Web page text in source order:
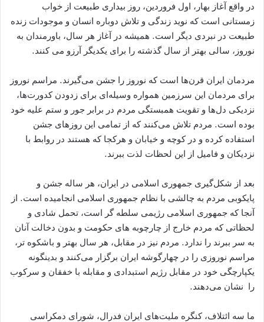
در واقع آغاز بهار، اول فروردین، روز بیداری طبیعت از خواب
زمستانی است که نوید زندگی و تلاش دوباره انسان و موجودات زنده
طبیعت در نبردی دیگر است. همیشه در آغاز هر سال، باورمندان به
نوروز، سالی بهتر از سال گذشته را برای یکدیگر آرزو می کنند.
مردمان ایران قرن‌ها است که نوروز را جشن می‌گیرند. مراسم نوروز
برای مردمان این سرزمین همواره وسیله‌ای برای زدودن کدورت‌ها،
نزدیکی دل‌ها و تقویت همبستگی مردم در برابر جور و ستم علیه خود
بوده است. مردم تلاش می‌کنند که از تمامی این روزهای جشن
استفاده کرده و در کوچه و خیابان و هرکجا که هستند در روابط با
نزدیکان و فامیل از این لحظات لذت ببرند.
بعد از شکل‌گیری جمهوری اسلامی در ایران، هر ساله جشن و
پایکوبی مردم به چالشی با نظام جمهوری اسلامی انجامیده است. از
آنجا که جمهوری اسلامی رژیمی سلطه گر است، تحمل شادی و
لحظاتی که مردم خارج از چارچوبه های حکومت و بدون دخالت آنان
به سر ببرند را ندارد. مردم نیز در مقابل، هر سال بهتر و باشکوه تر،
مراسم نوروزی را در چهارگوشه ایران برگزار می‌کنند و بدینگونه
یکپارچگی خود در مقابل رژیم استبدادی و مقابله با خفقان و سرکوب
را نشان می‌دهند.
ما سه ائتلاف، کنگره ملیت‌‌های ایران فدرال، شورای دمکراسی